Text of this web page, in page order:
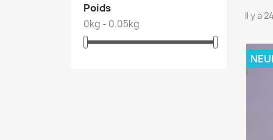
Poids
0kg - 0.05kg
Il y a